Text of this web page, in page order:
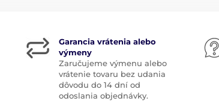
Garancia vrátenia alebo
výmeny
Zaručujeme výmenu alebo
vrátenie tovaru bez udania
dôvodu do 14 dní od
odoslania objednávky.